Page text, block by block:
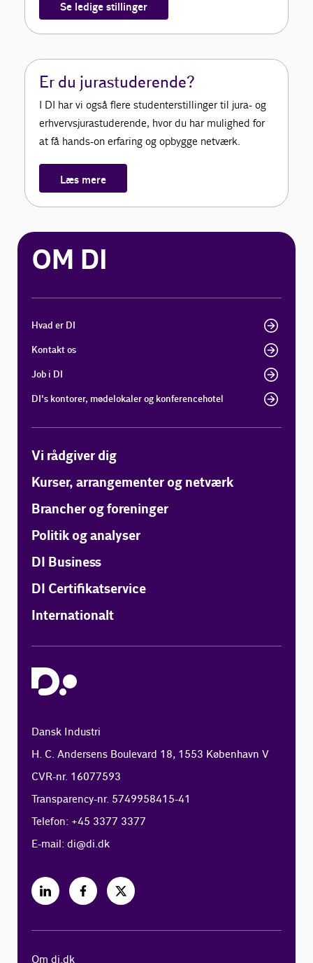
Se ledige stillinger
Er du jurastuderende?
I DI har vi også flere studenterstillinger til jura- og
erhvervsjurastuderende, hvor du har mulighed for
at få hands-on erfaring og opbygge netværk.
Læs mere
OM DI
Hvad er DI
Kontakt os
Job i DI
DI's kontorer, mødelokaler og konferencehotel
Vi rådgiver dig
Kurser, arrangementer og netværk
Brancher og foreninger
Politik og analyser
DI Business
DI Certifikatservice
Internationalt
Dansk Industri
H. C. Andersens Boulevard 18, 1553 København V
CVR-nr. 16077593
Transparency-nr. 5749958415-41
Telefon: +45 3377 3377
E-mail:di@di.dk
Om di.dk